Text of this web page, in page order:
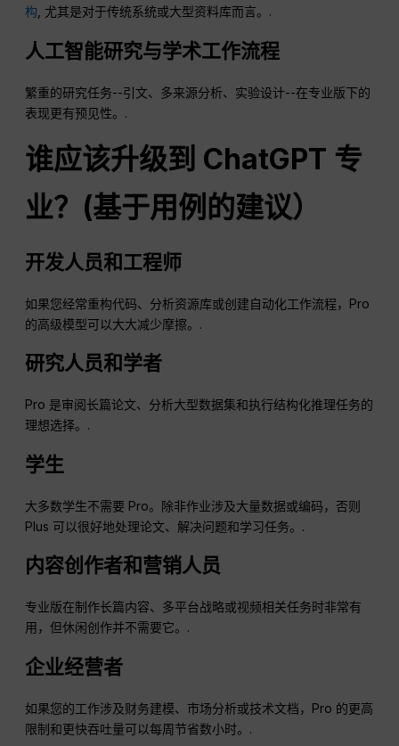
构 , 尤其是对于传统系统或大型资料库而言。.
人工智能研究与学术工作流程
繁重的研究任务--引文、多来源分析、实验设计--在专业版下的
表现更有预见性。.
谁应该升级到 ChatGPT 专
业？(基于用例的建议）
开发人员和工程师
如果您经常重构代码、分析资源库或创建自动化工作流程，Pro
的高级模型可以大大减少摩擦。.
研究人员和学者
Pro 是审阅长篇论文、分析大型数据集和执行结构化推理任务的
理想选择。.
学生
大多数学生不需要 Pro。除非作业涉及大量数据或编码，否则
Plus 可以很好地处理论文、解决问题和学习任务。.
内容创作者和营销人员
专业版在制作长篇内容、多平台战略或视频相关任务时非常有
用，但休闲创作并不需要它。.
企业经营者
如果您的工作涉及财务建模、市场分析或技术文档，Pro 的更高
限制和更快吞吐量可以每周节省数小时。.